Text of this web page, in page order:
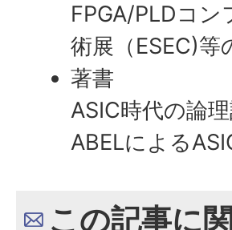
FPGA/PLDコ
術展（ESEC)
著書
ASIC時代の論
ABELによる
この記事に